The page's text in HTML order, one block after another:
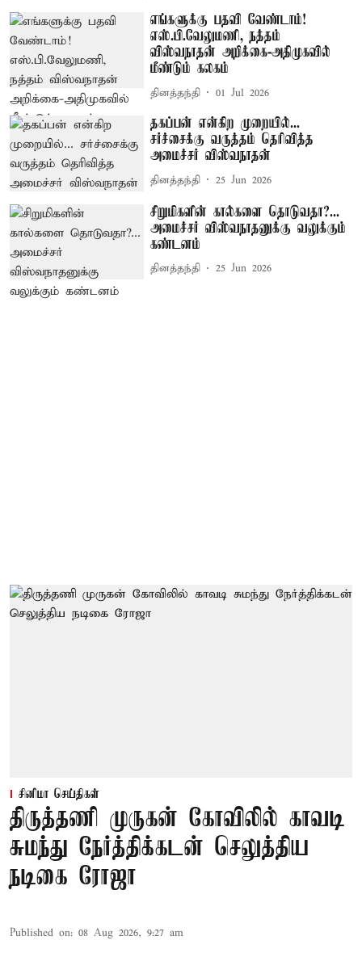
எங்களுக்கு பதவி வேண்டாம்!
எஸ்.பி.வேலுமணி, நத்தம்
விஸ்வநாதன் அறிக்கை-அதிமுகவில்
மீண்டும் கலகம்
தினத்தந்தி 01 Jul 2026
தகப்பன் என்கிற முறையில்...
சர்ச்சைக்கு வருத்தம் தெரிவித்த
அமைச்சர் விஸ்வநாதன்
தினத்தந்தி 25 Jun 2026
சிறுமிகளின் கால்களை தொடுவதா?...
அமைச்சர் விஸ்வநாதனுக்கு வலுக்கும்
கண்டனம்
தினத்தந்தி 25 Jun 2026
சினிமா செய்திகள்
திருத்தணி முருகன் கோவிலில் காவடி
சுமந்து நேர்த்திக்கடன் செலுத்திய
நடிகை ரோஜா
Published on: 08 Aug 2026, 9:27 am